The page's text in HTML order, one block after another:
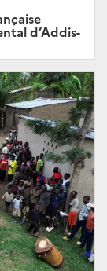
d’Addis-